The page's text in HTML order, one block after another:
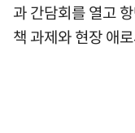
과 간담회를 열고
책 과제와 현장 애